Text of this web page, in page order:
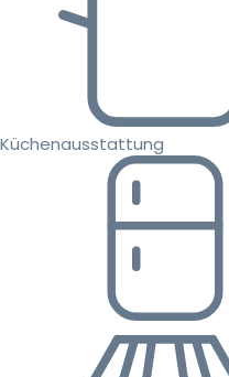
Küchenausstattung